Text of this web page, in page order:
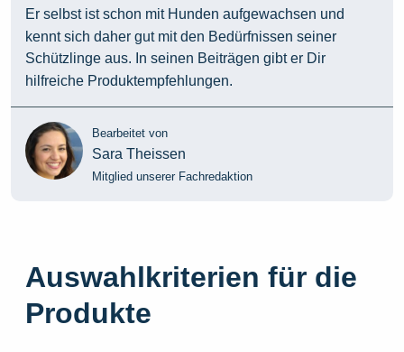
Er selbst ist schon mit Hunden aufgewachsen und
kennt sich daher gut mit den Bedürfnissen seiner
Schützlinge aus. In seinen Beiträgen gibt er Dir
hilfreiche Produktempfehlungen.
Bearbeitet von
Sara Theissen
Mitglied unserer Fachredaktion
Auswahlkriterien für die
Produkte